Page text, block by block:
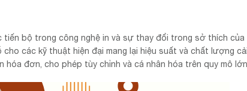
bộ trong công nghệ in và sự thay đổi trong sở thích của
các kỹ thuật hiện đại mang lại hiệu suất và chất lượng
đơn, cho phép tùy chỉnh và cá nhân hóa trên quy mô